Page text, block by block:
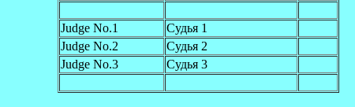
Judge No.1
Судья 1
Judge No.2
Судья 2
Judge No.3
Судья 3